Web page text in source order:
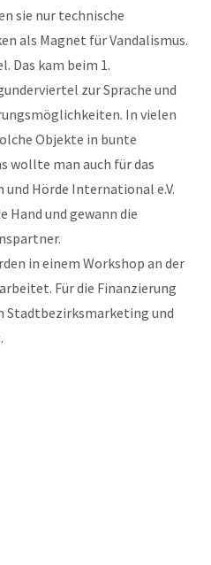
sie nur technische
als Magnet für Vandalismus.
Das kam beim 1.
zur Sprache und
In vielen
Objekte in bunte
wollte man auch für das
Hörde International e.V.
Hand und gewann die
in einem Workshop an der
Für die Finanzierung
Stadtbezirksmarketing und